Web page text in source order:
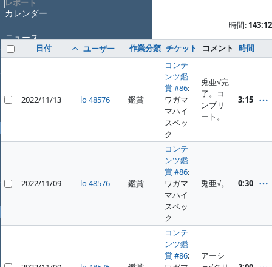
カレンダー
ニュース
文書
ホーム
レポート
時間: 143:12
日付 ユーザー 作業分類 チケット コメント 時間
2022/11/13 lo 48576 鑑賞
コンテ
ンツ鑑
賞 #86:
ワガマ
マハイ
スペッ
ク
兎亜√完
了。コ
ンプリ
ート。
3:15
2022/11/09 lo 48576 鑑賞
コンテ
ンツ鑑
賞 #86:
ワガマ
マハイ
スペッ
ク
兎亜√。 0:30
コンテ
ンツ鑑
賞 #86:
アーシ